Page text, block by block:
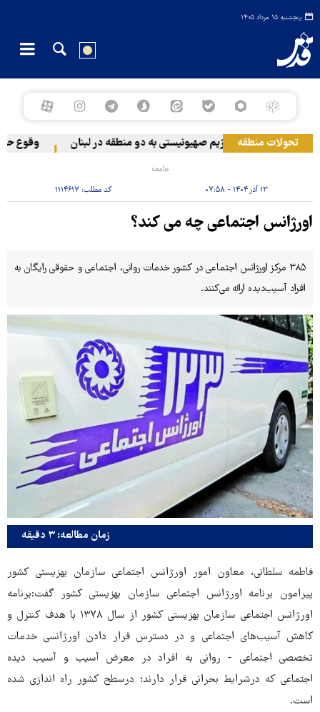
پنجشنبه ۱۵ مرداد ۱۴۰۵
تحولات منطقهحمله رژیم صهیونیستی به دو منطقه در لبنان وقوع
جامعه
۱۳ آذر ۱۴۰۴ - ۰۷:۵۸ کد مطلب: ۱۱۱۴۶۱۷
اورژانس اجتماعی چه می کند؟
۳۸۵ مرکز اورژانس اجتماعی در کشور خدمات روانی، اجتماعی و حقوقی رایگان به
افراد آسیب‌دیده ارائه می‌کنند.
زمان مطالعه: ۳ دقیقه
فاطمه سلطانی، معاون امور اورژانس اجتماعی سازمان بهزیستی کشور
پیرامون برنامه اورژانس اجتماعی سازمان بهزیستی کشور گفت:برنامه
اورژانس اجتماعی سازمان بهزیستی کشور از سال ۱۳۷۸ با هدف کنترل و
کاهش آسیب‌های اجتماعی و در دسترس قرار دادن اورژانسی خدمات
تخصصی اجتماعی - روانی به افراد در معرض آسیب و آسیب دیده
اجتماعی که درشرایط بحرانی قرار دارند؛ درسطح کشور راه اندازی شده
است.